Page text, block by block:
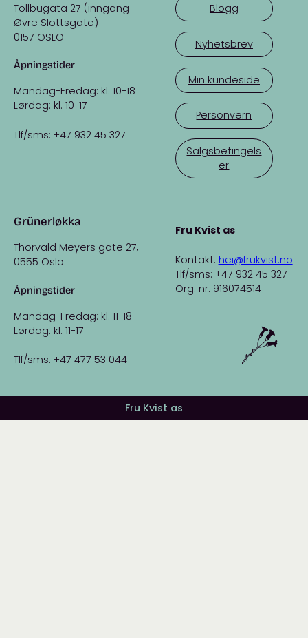
Tollbugata 27 (inngang
Øvre Slottsgate)
0157 OSLO
Åpningstider
Mandag-Fredag: kl. 10-18
Lørdag: kl. 10-17
Tlf/sms: +47 932 45 327
Grünerløkka
Thorvald Meyers gate 27,
0555 Oslo
Åpningstider
Mandag-Fredag: kl. 11-18
Lørdag: kl. 11-17
Tlf/sms: +47 477 53 044
Blogg
Nyhetsbrev
Min kundeside
Personvern
Salgsbetingels
er
Fru Kvist as
Kontakt: hei@frukvist.no
Tlf/sms: +47 932 45 327
Org. nr. 916074514
Fru Kvist as